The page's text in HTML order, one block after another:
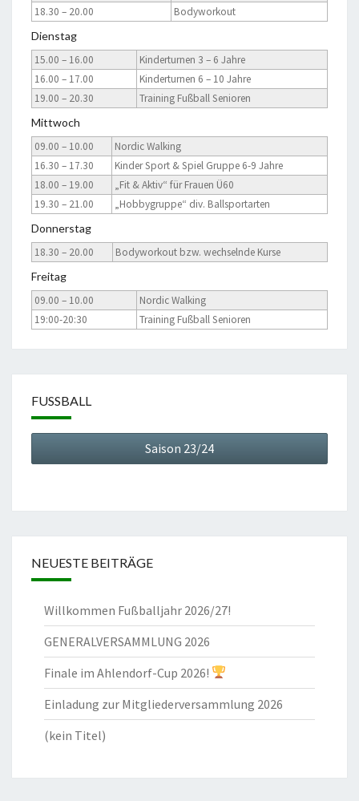
18.30 – 20.00
Bodyworkout
Dienstag
15.00 – 16.00
Kinderturnen 3 – 6 Jahre
16.00 – 17.00
Kinderturnen 6 – 10 Jahre
19.00 – 20.30
Training Fußball Senioren
Mittwoch
09.00 – 10.00
Nordic Walking
16.30 – 17.30
Kinder Sport & Spiel Gruppe 6-9 Jahre
18.00 – 19.00
„Fit & Aktiv“ für Frauen Ü60
19.30 – 21.00
„Hobbygruppe“ div. Ballsportarten
Donnerstag
18.30 – 20.00
Bodyworkout bzw. wechselnde Kurse
Freitag
09.00 – 10.00
Nordic Walking
19:00-20:30
Training Fußball Senioren
FUSSBALL
Saison 23/24
NEUESTE BEITRÄGE
Willkommen Fußballjahr 2026/27!
GENERALVERSAMMLUNG 2026
Finale im Ahlendorf-Cup 2026!
Einladung zur Mitgliederversammlung 2026
(kein Titel)